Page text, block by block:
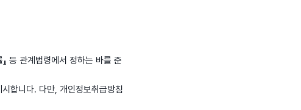
등 관계법령에서 정하는 바를 준
합니다. 다만, 개인정보취급방침